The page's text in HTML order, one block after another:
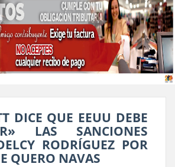
DICE QUE EEUU DEBE
LAS SANCIONES
RODRÍGUEZ POR
QUERO NAVAS